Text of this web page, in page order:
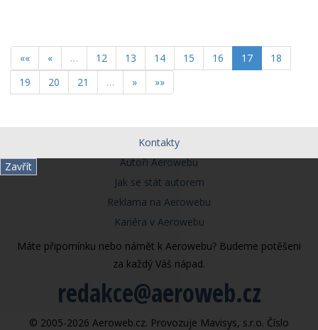
Zavřít
«« « … 12 13 14 15 16 17
18
19
20 21 … » »»
Kontakty
Autoři Aerowebu
Jak se stát autorem
Reklama na Aerowebu
Kariéra v Aerowebu
Máte připomínku nebo námět k Aerowebu? Budeme potěšeni
za každý Váš nápad.
redakce@aeroweb.cz
© 2005-2026 Aeroweb.cz. Provozuje Mavisys, s.r.o. Číslo